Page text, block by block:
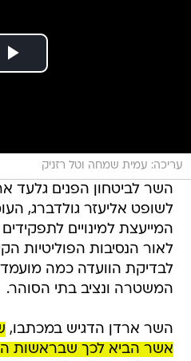
עריכה: עמית שמחה וטל רזניק
השר לביטחון הפנים גלעד
לשופט אליעזר גולדברג,
המייעצת למינויים
לאור הנסיבות הפוליטיות
לבדיקת הוועדה כמה
המשטרה ונציב בתי הסוהר.
השר ארדן הדגיש במכתבו,
אשר הביא לכך שבראשות